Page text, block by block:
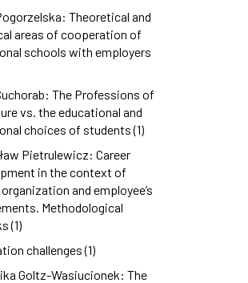
Theoretical and
areas of cooperation of
schools with employers
The Professions of
vs. the educational and
choices of students (1)
Pietrulewicz: Career
in the context of
and employee’s
Methodological
(1)
challenges (1)
Goltz-Wasiucionek: The